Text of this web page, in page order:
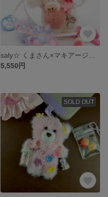
5,550円
SOLD OUT